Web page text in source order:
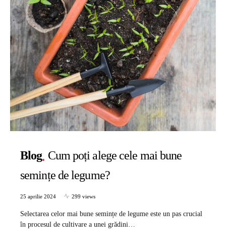
Blog Cum poți alege cele mai bune
semințe de legume?
25 aprilie 2024 299 views
Selectarea celor mai bune semințe de legume este un pas crucial
în procesul de cultivare a unei grădini…